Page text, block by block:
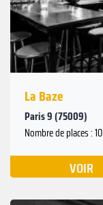
La Baze
Paris 9 (75009)
Nombre de places :
VOIR